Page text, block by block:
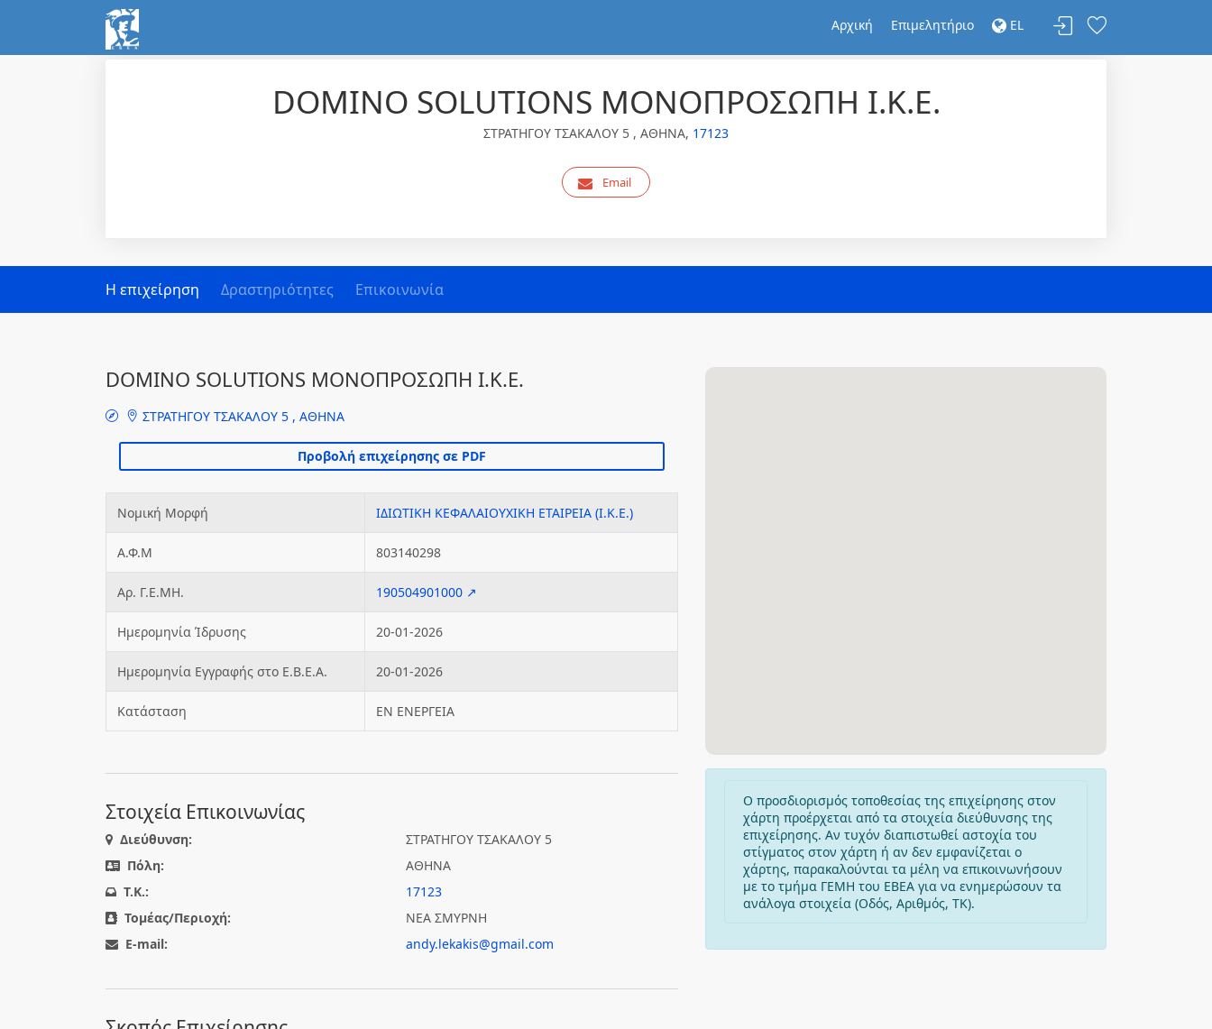
Αρχική Επιμελητήριο EL
DOMINO SOLUTIONS ΜΟΝΟΠΡΟΣΩΠΗ Ι.Κ.Ε.
ΣΤΡΑΤΗΓΟΥ ΤΣΑΚΑΛΟΥ 5 , ΑΘΗΝΑ, 17123
Email
Η επιχείρηση Δραστηριότητες Επικοινωνία
DOMINO SOLUTIONS ΜΟΝΟΠΡΟΣΩΠΗ Ι.Κ.Ε.
ΣΤΡΑΤΗΓΟΥ ΤΣΑΚΑΛΟΥ 5 , ΑΘΗΝΑ
Νομική Μορφή ΙΔΙΩΤΙΚΗ ΚΕΦΑΛΑΙΟΥΧΙΚΗ ΕΤΑΙΡΕΙΑ (Ι.Κ.Ε.)
Α.Φ.Μ 803140298
Αρ. Γ.Ε.ΜΗ. 190504901000 ↗
Ημερομηνία Ίδρυσης 20-01-2026
Ημερομηνία Εγγραφής στο Ε.Β.Ε.Α. 20-01-2026
Κατάσταση ΕΝ ΕΝΕΡΓΕΙΑ
Στοιχεία Επικοινωνίας
Διεύθυνση:
ΣΤΡΑΤΗΓΟΥ ΤΣΑΚΑΛΟΥ 5
Πόλη:
ΑΘΗΝΑ
T.K.:
17123
Τομέας/Περιοχή:
ΝΕΑ ΣΜΥΡΝΗ
E-mail:
andy.lekakis@gmail.com
Ο προσδιορισμός τοποθεσίας της επιχείρησης στον
χάρτη προέρχεται από τα στοιχεία διεύθυνσης της
επιχείρησης. Αν τυχόν διαπιστωθεί αστοχία του
στίγματος στον χάρτη ή αν δεν εμφανίζεται ο
χάρτης, παρακαλούνται τα μέλη να επικοινωνήσουν
με το τμήμα ΓΕΜΗ του ΕΒΕΑ για να ενημερώσουν τα
ανάλογα στοιχεία (Οδός, Αριθμός, ΤΚ).